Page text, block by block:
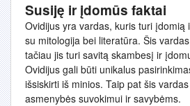
Susiję ir įdomūs faktai
Ovidijus yra vardas, kuris turi įdomią
su mitologija bei literatūra. Šis
tačiau jis turi savitą skambesį ir
Ovidijus gali būti unikalus
išsiskirti iš minios. Taip pat šis
asmenybės suvokimui ir savybėms.